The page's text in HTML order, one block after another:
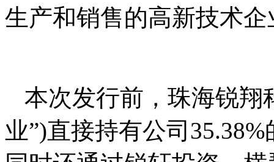
生产和销售的高新技术企
本次发行前，珠海锐翔
业”)直接持有公司